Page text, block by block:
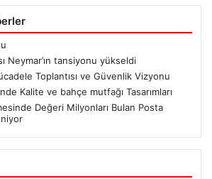
Neymar’ın tansiyonu yükseldi
Toplantısı ve Güvenlik Vizyonu
Kalite ve bahçe mutfağı Tasarımları
Değeri Milyonları Bulan Posta